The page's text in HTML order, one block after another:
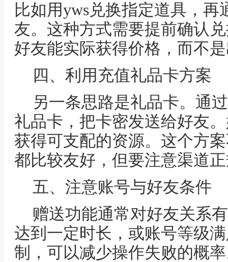
比如用yws兑换指定道具，
友。这种方式需要提前确认
好友能实际获得价格，而不
四、利用充值礼品卡方案
另一条思路是礼品卡。通
礼品卡，把卡密发送给好友
获得可支配的资源。这个方
都比较友好，但要注意渠道
五、注意账号与好友条件
赠送功能通常对好友关系
达到一定时长，或账号等级
制，可以减少操作失败的概